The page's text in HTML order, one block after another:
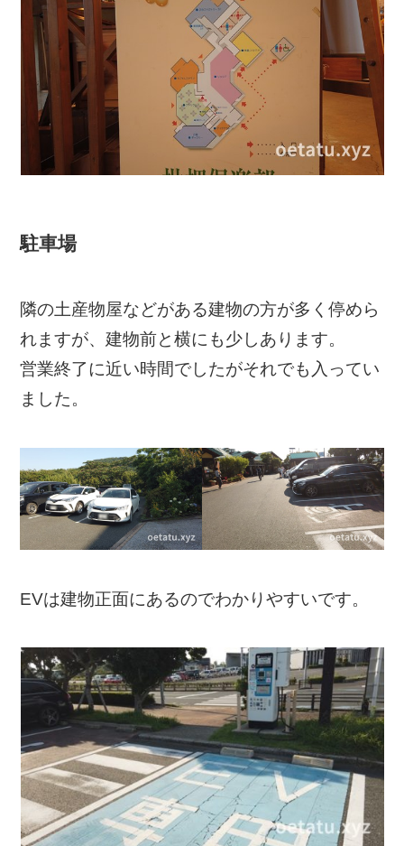
駐車場
隣の土産物屋などがある建物の方が多く停めら
れますが、建物前と横にも少しあります。
営業終了に近い時間でしたがそれでも入ってい
ました。
EVは建物正面にあるのでわかりやすいです。